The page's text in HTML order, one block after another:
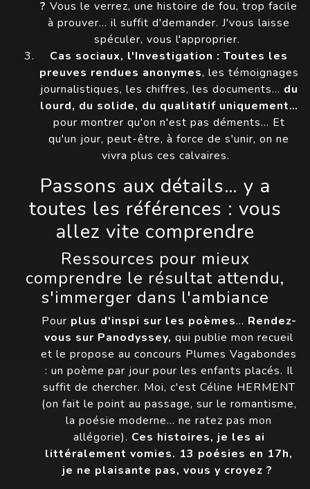
? Vous le verrez, une histoire de fou, trop facile
à prouver… il suffit d'demander. J'vous laisse
spéculer, vous l'approprier.
Cas sociaux, l'Investigation : Toutes les
preuves rendues anonymes, les témoignages
journalistiques, les chiffres, les documents… du
lourd, du solide, du qualitatif uniquement…
pour montrer qu'on n'est pas déments… Et
qu'un jour, peut-être, à force de s'unir, on ne
vivra plus ces calvaires.
Passons aux détails… y a
toutes les références : vous
allez vite comprendre
Ressources pour mieux
comprendre le résultat attendu,
s'immerger dans l'ambiance
Pour plus d'inspi sur les poèmes… Rendez-
vous sur Panodyssey, qui publie mon recueil
et le propose au concours Plumes Vagabondes
: un poème par jour pour les enfants placés. Il
suffit de chercher. Moi, c'est Céline HERMENT
(on fait le point au passage, sur le romantisme,
la poésie moderne… ne ratez pas mon
allégorie). Ces histoires, je les ai
littéralement vomies. 13 poésies en 17h,
je ne plaisante pas, vous y croyez ?